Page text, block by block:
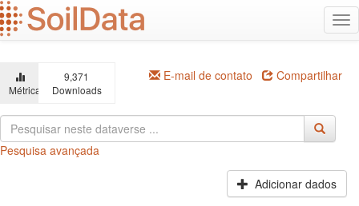
Ir
para
o
principal
Métricas
9,371
Downloads
E-mail de contato Compartilhar
Pesquisa avançada
Adicionar dados